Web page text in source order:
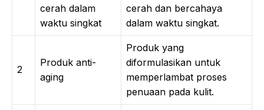
cerah dalam
waktu singkat
cerah dan bercahaya
dalam waktu singkat.
2
Produk anti-
aging
Produk yang
diformulasikan untuk
memperlambat proses
penuaan pada kulit.